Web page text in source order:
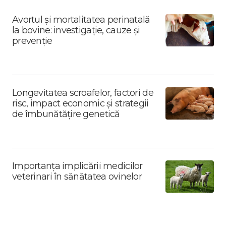
Avortul și mortalitatea perinatală
la bovine: investigație, cauze și
prevenție
Longevitatea scroafelor, factori de
risc, impact economic și strategii
de îmbunătățire genetică
Importanța implicării medicilor
veterinari în sănătatea ovinelor